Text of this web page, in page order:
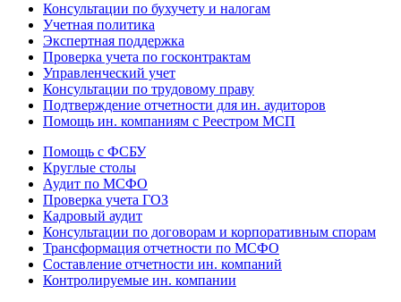
Консультации по бухучету и налогам
Учетная политика
Экспертная поддержка
Проверка учета по госконтрактам
Управленческий учет
Консультации по трудовому праву
Подтверждение отчетности для ин. аудиторов
Помощь ин. компаниям с Реестром МСП
Помощь с ФСБУ
Круглые столы
Аудит по МСФО
Проверка учета ГОЗ
Кадровый аудит
Консультации по договорам и корпоративным спорам
Трансформация отчетности по МСФО
Составление отчетности ин. компаний
Контролируемые ин. компании